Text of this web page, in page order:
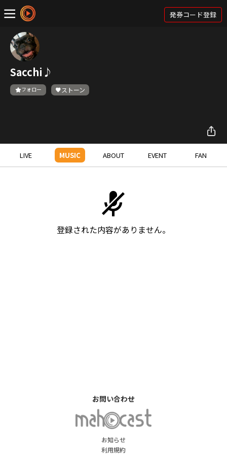
発券コード登録
Sacchi♪
フォロー ストーン
LIVE MUSIC ABOUT EVENT FAN
登録された内容がありません。
お知らせ
利用規約
お問い合わせ